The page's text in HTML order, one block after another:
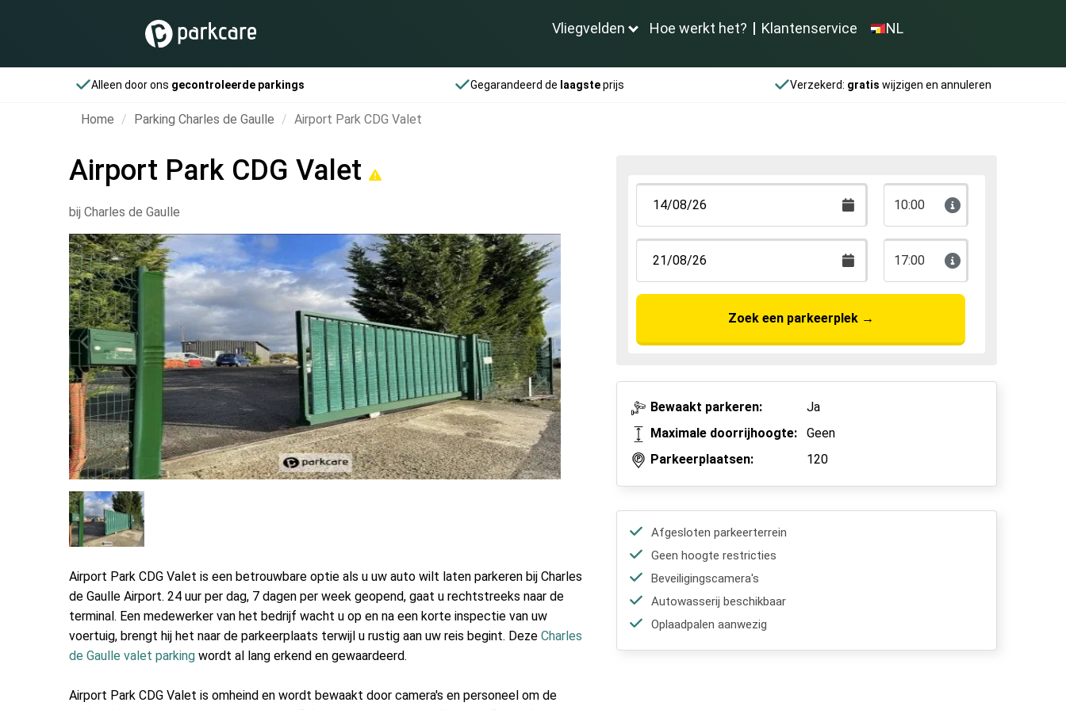
Vliegvelden Hoe werkt het? Klantenservice NL
Alleen door ons gecontroleerde parkings Gegarandeerd de laagsteprijs Verzekerd: gratis wijzigen en annuleren
Home Parking Charles de Gaulle Airport Park CDG Valet
Airport Park CDG Valet
bij Charles de Gaulle
Airport Park CDG Valet is een betrouwbare optie als u uw auto wilt laten parkeren bij Charles
de Gaulle Airport. 24 uur per dag, 7 dagen per week geopend, gaat u rechtstreeks naar de
terminal. Een medewerker van het bedrijf wacht u op en na een korte inspectie van uw
voertuig, brengt hij het naar de parkeerplaats terwijl u rustig aan uw reis begint. Deze Charles
de Gaulle valet parking wordt al lang erkend en gewaardeerd.
Airport Park CDG Valet is omheind en wordt bewaakt door camera's en personeel om de
10:00
17:00
Zoek een parkeerplek→
Bewaakt parkeren:
Ja
Maximale doorrijhoogte:
Geen
Parkeerplaatsen:
120
Afgesloten parkeerterrein
Geen hoogte restricties
Beveiligingscamera's
Autowasserij beschikbaar
Oplaadpalen aanwezig